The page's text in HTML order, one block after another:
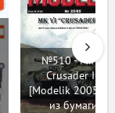
№510 - Mk VI
Crusader III
[Modelik 2005-
из бумаги